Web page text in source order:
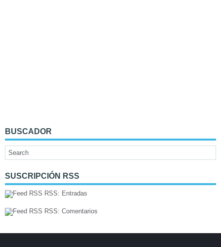
BUSCADOR
SUSCRIPCIÓN RSS
RSS: Entradas
RSS: Comentarios